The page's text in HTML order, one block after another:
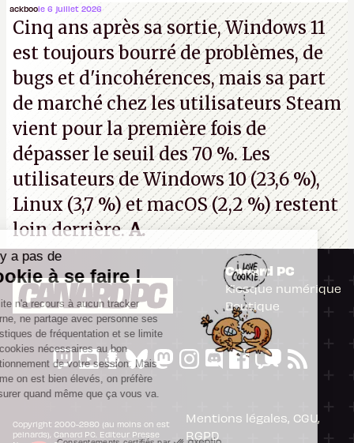
Microsoft, mais le syndicat des employés confirme
de nombreux licenciements.A.
ackboole 6 juillet 2026
Cinq ans après sa sortie, Windows 11
est toujours bourré de problèmes, de
bugs et d'incohérences, mais sa part
de marché chez les utilisateurs Steam
vient pour la première fois de
dépasser le seuil des 70 %. Les
utilisateurs de Windows 10 (23,6 %),
Linux (3,7 %) et macOS (2,2 %) restent
loin derrière.A.
Canard PC
Kiosque numérique
Boutique
Copyright 2000-2980 (au moins on est
peinards), Canard PC. Editeur Presse
Mentions légales, CGU,
RGPD
Il n'y a pas de
Cookie à se faire !
Ce site n'a recours à aucun tracker
externe, ne partage avec personne ses
statistiques de fréquentation et se limite
aux cookies nécessaires au bon
fonctionnement de votre session. Mais
comme on est bien élevés, on préfère
s'assurer quand même que ça vous va.